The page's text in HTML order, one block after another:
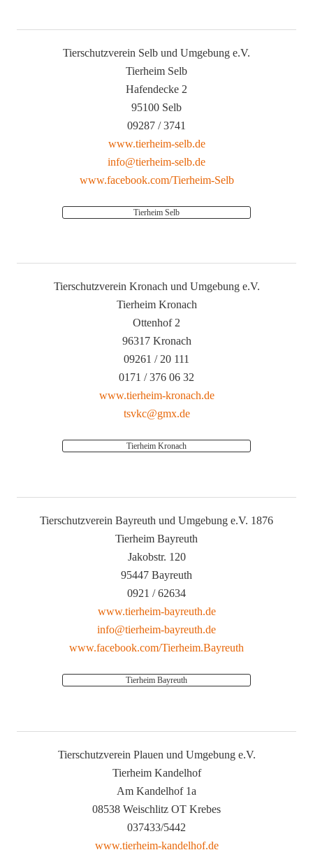
Tierschutzverein Selb und Umgebung e.V.
Tierheim Selb
Hafendecke 2
95100 Selb
09287 / 3741
www.tierheim-selb.de
info@tierheim-selb.de
www.facebook.com/Tierheim-Selb
Tierheim Selb
Tierschutzverein Kronach und Umgebung e.V.
Tierheim Kronach
Ottenhof 2
96317 Kronach
09261 / 20 111
0171 / 376 06 32
www.tierheim-kronach.de
tsvkc@gmx.de
Tierheim Kronach
Tierschutzverein Bayreuth und Umgebung e.V. 1876
Tierheim Bayreuth
Jakobstr. 120
95447 Bayreuth
0921 / 62634
www.tierheim-bayreuth.de
info@tierheim-bayreuth.de
www.facebook.com/Tierheim.Bayreuth
Tierheim Bayreuth
Tierschutzverein Plauen und Umgebung e.V.
Tierheim Kandelhof
Am Kandelhof 1a
08538 Weischlitz OT Krebes
037433/5442
www.tierheim-kandelhof.de